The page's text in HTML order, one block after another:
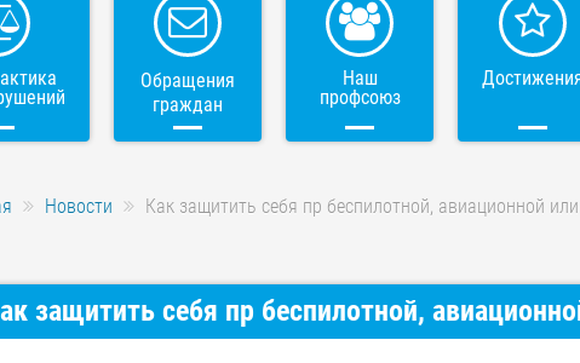
Обращения
граждан
Наш
профсоюз
Новости Как защитить себя пр беспилотной, авиационной
защитить себя пр беспилотной,